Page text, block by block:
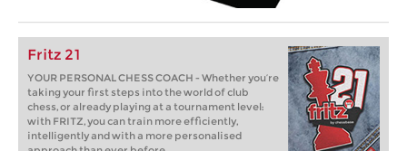
Fritz 21
YOUR PERSONAL CHESS COACH - Whether you’re
taking your first steps into the world of club
chess, or already playing at a tournament level:
with FRITZ, you can train more efficiently,
intelligently and with a more personalised